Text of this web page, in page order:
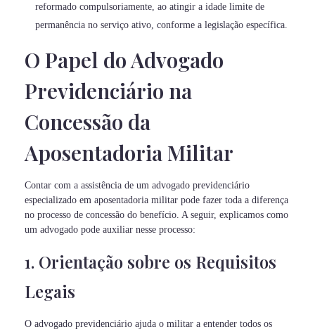
reformado compulsoriamente, ao atingir a idade limite de
permanência no serviço ativo, conforme a legislação específica.
O Papel do Advogado
Previdenciário na
Concessão da
Aposentadoria Militar
Contar com a assistência de um advogado previdenciário
especializado em aposentadoria militar pode fazer toda a diferença
no processo de concessão do benefício. A seguir, explicamos como
um advogado pode auxiliar nesse processo:
1. Orientação sobre os Requisitos
Legais
O advogado previdenciário ajuda o militar a entender todos os